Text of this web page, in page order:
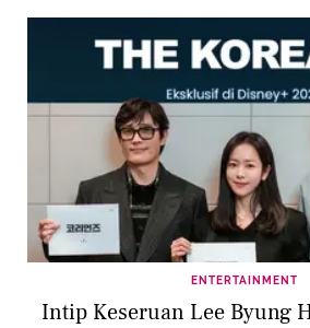
ENTERTAINMENT
Intip Keseruan Lee Byung